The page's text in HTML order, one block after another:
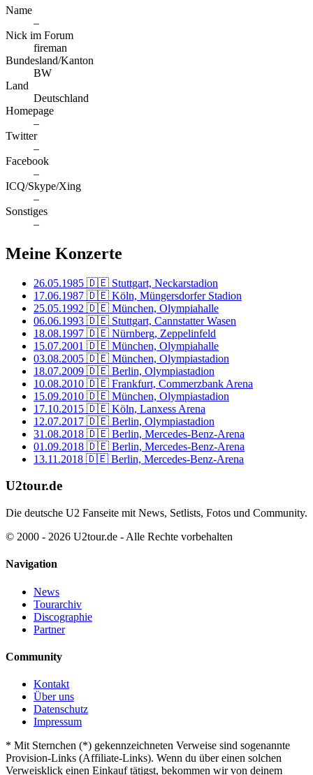
Name
–
Nick im Forum
fireman
Bundesland/Kanton
BW
Land
Deutschland
Homepage
–
Twitter
–
Facebook
–
ICQ/Skype/Xing
–
Sonstiges
–
Meine Konzerte
26.05.1985 🇩🇪 Stuttgart, Neckarstadion
17.06.1987 🇩🇪 Köln, Müngersdorfer Stadion
25.05.1992 🇩🇪 München, Olympiahalle
06.06.1993 🇩🇪 Stuttgart, Cannstatter Wasen
18.08.1997 🇩🇪 Nürnberg, Zeppelinfeld
15.07.2001 🇩🇪 München, Olympiahalle
03.08.2005 🇩🇪 München, Olympiastadion
18.07.2009 🇩🇪 Berlin, Olympiastadion
10.08.2010 🇩🇪 Frankfurt, Commerzbank Arena
15.09.2010 🇩🇪 München, Olympiastadion
17.10.2015 🇩🇪 Köln, Lanxess Arena
12.07.2017 🇩🇪 Berlin, Olympiastadion
31.08.2018 🇩🇪 Berlin, Mercedes-Benz-Arena
01.09.2018 🇩🇪 Berlin, Mercedes-Benz-Arena
13.11.2018 🇩🇪 Berlin, Mercedes-Benz-Arena
U2tour.de
Die deutsche U2 Fanseite mit News, Setlists, Fotos und Community.
© 2000 - 2026 U2tour.de - Alle Rechte vorbehalten
Navigation
News
Tourarchiv
Discographie
Partner
Community
Kontakt
Über uns
Datenschutz
Impressum
* Mit Sternchen (*) gekennzeichneten Verweise sind sogenannte
Provision-Links (Affiliate-Links). Wenn du über einen solchen
Verweisklick einen Einkauf tätigst, bekommen wir von deinem